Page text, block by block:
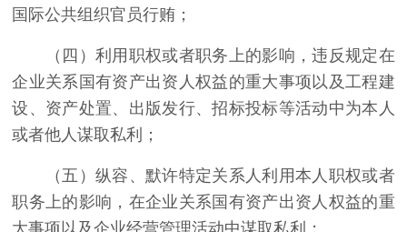
国际公共组织官员行贿；
（四）利用职权或者职务上的影响，违反规定在
企业关系国有资产出资人权益的重大事项以及工程建
设、资产处置、出版发行、招标投标等活动中为本人
或者他人谋取私利；
（五）纵容、默许特定关系人利用本人职权或者
职务上的影响，在企业关系国有资产出资人权益的重